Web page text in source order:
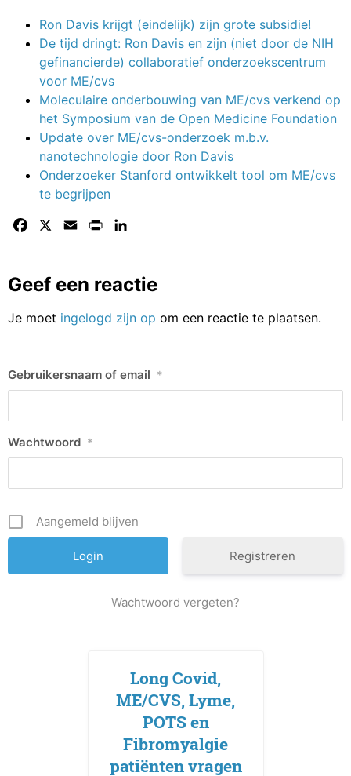
Ron Davis krijgt (eindelijk) zijn grote subsidie!
De tijd dringt: Ron Davis en zijn (niet door de NIH
gefinancierde) collaboratief onderzoekscentrum
voor ME/cvs
Moleculaire onderbouwing van ME/cvs verkend op
het Symposium van de Open Medicine Foundation
Update over ME/cvs-onderzoek m.b.v.
nanotechnologie door Ron Davis
Onderzoeker Stanford ontwikkelt tool om ME/cvs
te begrijpen
Facebook Email Print
Geef een reactie
Je moet ingelogd zijn op om een reactie te plaatsen.
Gebruikersnaam of email *
Wachtwoord *
Aangemeld blijven
Registreren
Wachtwoord vergeten?
Long Covid,
ME/CVS, Lyme,
POTS en
Fibromyalgie
patiënten vragen